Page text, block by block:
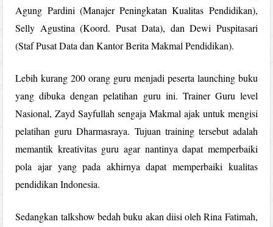
Agung Pardini (Manajer Peningkatan Kualitas Pendidikan),
Selly Agustina (Koord. Pusat Data), dan Dewi Puspitasari
(Staf Pusat Data dan Kantor Berita Makmal Pendidikan).
Lebih kurang 200 orang guru menjadi peserta launching buku
yang dibuka dengan pelatihan guru ini. Trainer Guru level
Nasional, Zayd Sayfullah sengaja Makmal ajak untuk mengisi
pelatihan guru Dharmasraya. Tujuan training tersebut adalah
memantik kreativitas guru agar nantinya dapat memperbaiki
pola ajar yang pada akhirnya dapat memperbaiki kualitas
pendidikan Indonesia.
Sedangkan talkshow bedah buku akan diisi oleh Rina Fatimah,